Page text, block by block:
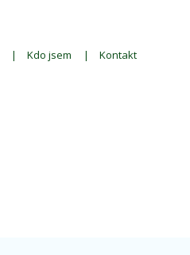
Kdo jsem Kontakt